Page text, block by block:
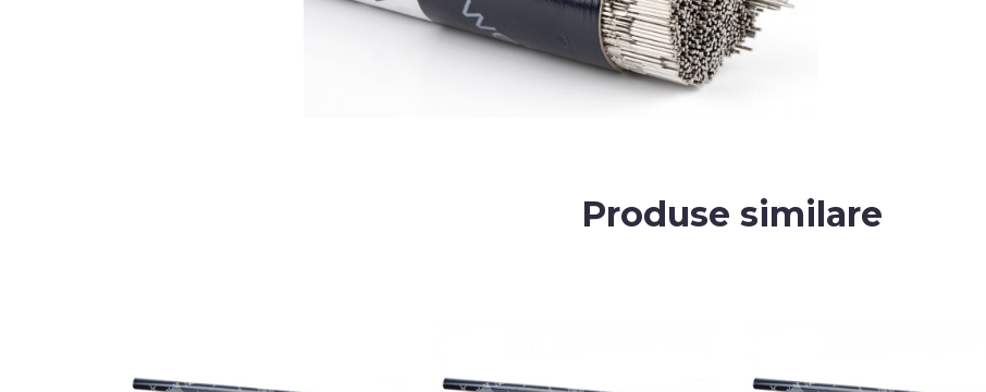
Produse similare